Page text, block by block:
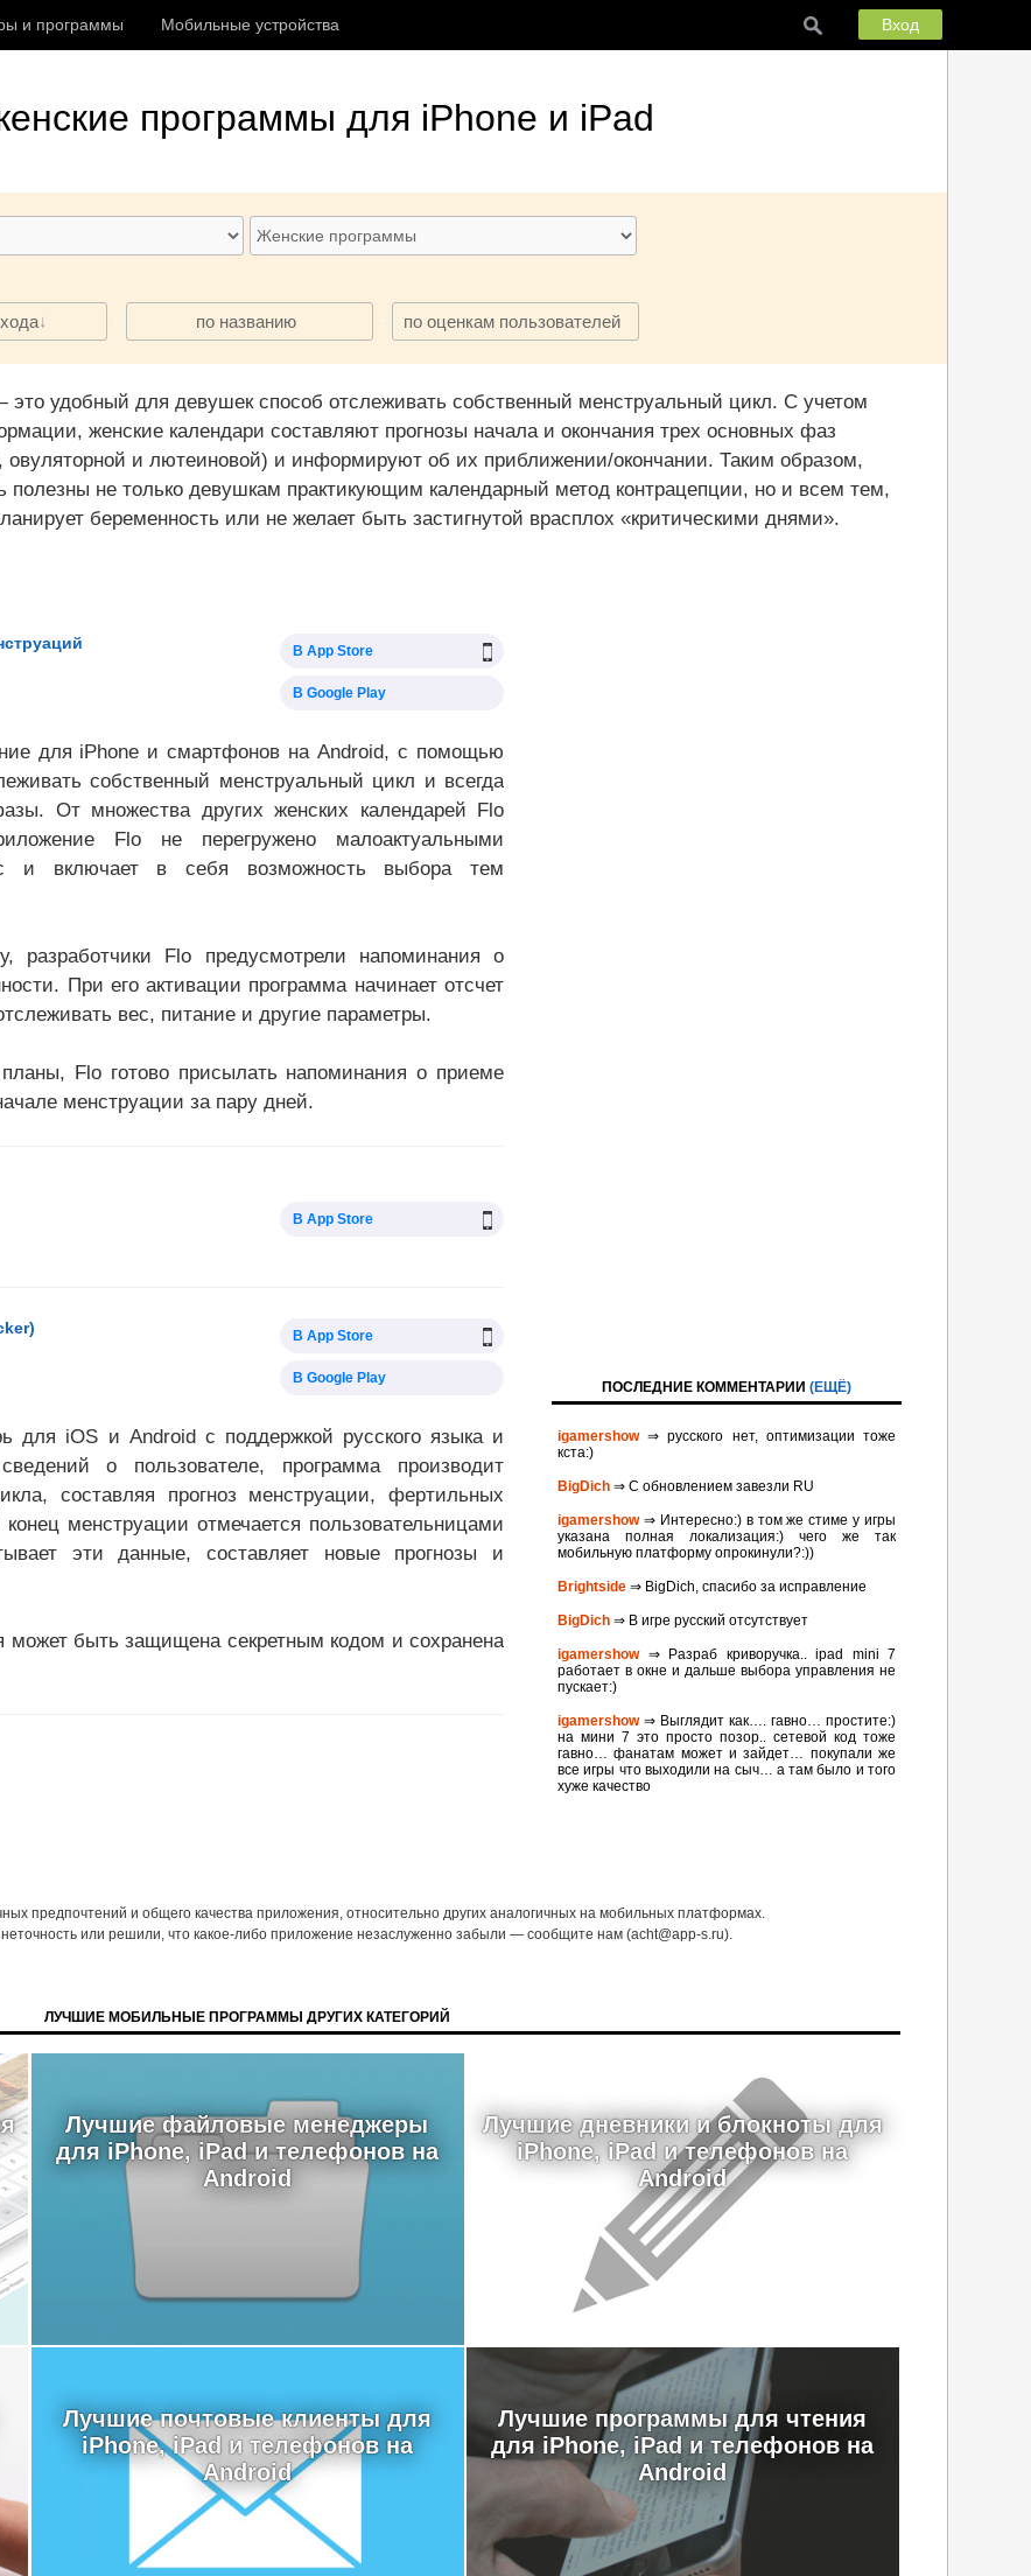
и программы Мобильные устройства Вход
программы для iPhone и iPad
· по названию · по оценкам пользователей
удобный для девушек способ отслеживать собственный менструальный цикл. С учетом
женские календари составляют прогнозы начала и окончания трех основных фаз
овуляторной и лютеиновой) и информируют об их приближении/окончании. Таким образом,
не только девушкам практикующим календарный метод контрацепции, но и всем тем,
беременность или не желает быть застигнутой врасплох «критическими днями».
В App Store
В Google Play
для iPhone и смартфонов на Android, с помощью
собственный менструальный цикл и всегда
От множества других женских календарей Flo
Flo не перегружено малоактуальными
и включает в себя возможность выбора тем
разработчики Flo предусмотрели напоминания о
При его активации программа начинает отсчет
вес, питание и другие параметры.
Flo готово присылать напоминания о приеме
менструации за пару дней.
В App Store
В App Store
В Google Play
для iOS и Android с поддержкой русского языка и
о пользователе, программа производит
составляя прогноз менструации, фертильных
менструации отмечается пользовательницами
эти данные, составляет новые прогнозы и
быть защищена секретным кодом и сохранена
ПОСЛЕДНИЕ КОММЕНТАРИИ (ЕЩЁ)
igamershow⇒ русского нет, оптимизации тоже
кста:)
BigDich ⇒ С обновлением завезли RU
igamershow⇒ Интересно:) в том же стиме у игры
указана полная локализация:) чего же так
мобильную платформу опрокинули?:))
Brightside ⇒ BigDich, спасибо за исправление
BigDich ⇒ В игре русский отсутствует
igamershow⇒ Разраб криворучка.. ipad mini 7
работает в окне и дальше выбора управления не
пускает:)
igamershow⇒ Выглядит как…. гавно… простите:)
на мини 7 это просто позор.. сетевой код тоже
гавно… фанатам может и зайдет… покупали же
все игры что выходили на сыч… а там было и того
хуже качество
предпочтений и общего качества приложения, относительно других аналогичных на мобильных платформах.
или решили, что какое-либо приложение незаслуженно забыли — сообщите нам (acht@app-s.ru).
ЛУЧШИЕ МОБИЛЬНЫЕ ПРОГРАММЫ ДРУГИХ КАТЕГОРИЙ
Лучшие файловые менеджеры
для iPhone, iPad и телефонов на
Android
Лучшие дневники и блокноты для
iPhone, iPad и телефонов на
Android
Лучшие почтовые клиенты для
iPhone, iPad и телефонов на
Android
Лучшие программы для чтения
для iPhone, iPad и телефонов на
Android